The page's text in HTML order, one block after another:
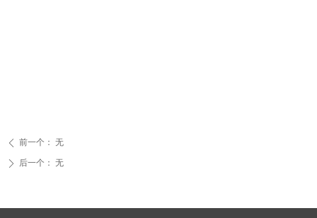
ꄴ 前一个： 无
ꄲ 后一个： 无